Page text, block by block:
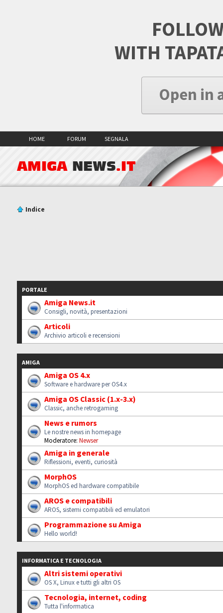
WITH
Open in
HOME FORUM SEGNALA
AMIGA NEWS.IT
Indice
PORTALE
Amiga News.it
Consigli, novità, presentazioni
Articoli
Archivio articoli e recensioni
AMIGA
Amiga OS 4.x
Software e hardware per OS4.x
Amiga OS Classic (1.x-3.x)
Classic, anche retrogaming
News e rumors
Le nostre news in homepage
Moderatore: Newser
Amiga in generale
Riflessioni, eventi, curiosità
MorphOS
MorphOS ed hardware compatibile
AROS e compatibili
AROS, sistemi compatibili ed emulatori
Programmazione su Amiga
Hello world!
INFORMATICA E TECNOLOGIA
Altri sistemi operativi
OS X, Linux e tutti gli altri OS
Tecnologia, internet, coding
Tutta l'informatica